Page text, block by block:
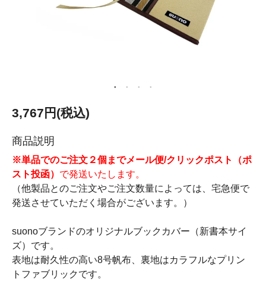
3,767円(税込)
商品説明
※単品でのご注文２個までメール便/クリックポスト（ポ
スト投函） で発送いたします。
（他製品とのご注文やご注文数量によっては、宅急便で
発送させていただく場合がございます。）
suonoブランドのオリジナルブックカバー（新書本サイ
ズ）です。
表地は耐久性の高い8号帆布、裏地はカラフルなプリン
トファブリックです。